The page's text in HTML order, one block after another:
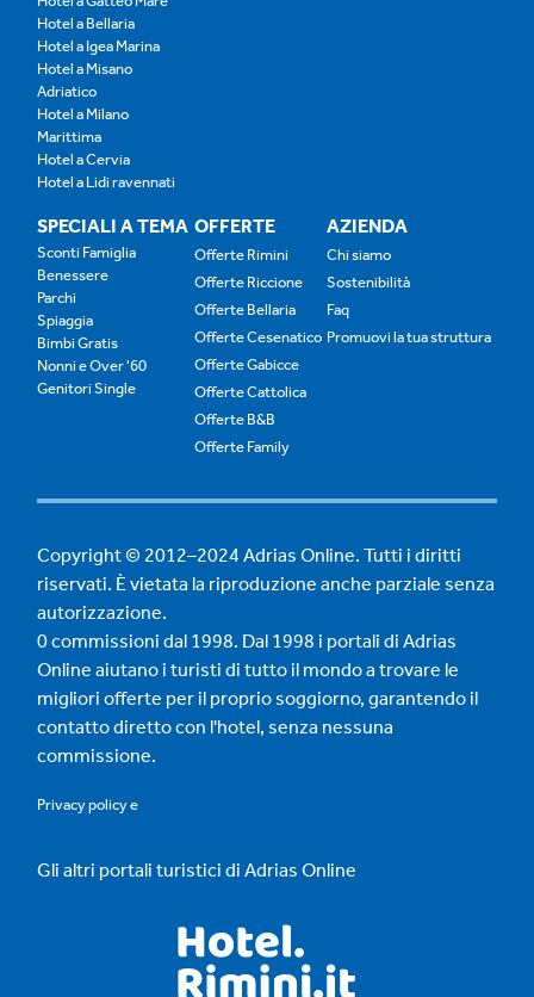
Hotel a Bellaria
Hotel a Igea Marina
Hotel a Misano
Adriatico
Hotel a Milano
Marittima
Hotel a Cervia
Hotel a Lidi ravennati
SPECIALI A TEMA
Sconti Famiglia
Benessere
Parchi
Spiaggia
Bimbi Gratis
Nonni e Over '60
Genitori Single
OFFERTE
Offerte Rimini
Offerte Riccione
Offerte Bellaria
Offerte Cesenatico
Offerte Gabicce
Offerte Cattolica
Offerte B&B
Offerte Family
AZIENDA
Chi siamo
Sostenibilità
Faq
Promuovi la tua struttura
Copyright © 2012–2024 Adrias Online. Tutti i diritti
riservati. È vietata la riproduzione anche parziale senza
autorizzazione.
0 commissioni dal 1998. Dal 1998 i portali di Adrias
Online aiutano i turisti di tutto il mondo a trovare le
migliori offerte per il proprio soggiorno, garantendo il
contatto diretto con l'hotel, senza nessuna
commissione.
Privacy policye
Gli altri portali turistici di Adrias Online